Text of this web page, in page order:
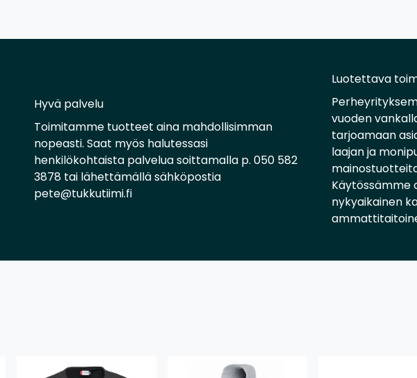
Hyvä palvelu
Toimitamme tuotteet aina mahdollisimman
nopeasti. Saat myös halutessasi
henkilökohtaista palvelua soittamalla p. 050 582
3878 tai lähettämällä sähköpostia
pete@tukkutiimi.fi
Luotettava
vuoden
tarjoamaan
laajan ja
Käytössämme
nykyaikainen